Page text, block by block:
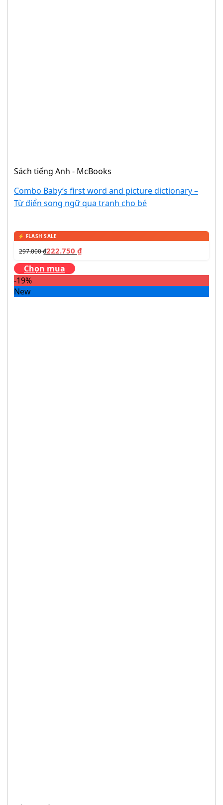
Sách tiếng Anh - McBooks
Combo Baby’s first word and picture dictionary –
Từ điển song ngữ qua tranh cho bé
297.000₫222.750 ₫
Chọn mua
-19%
New